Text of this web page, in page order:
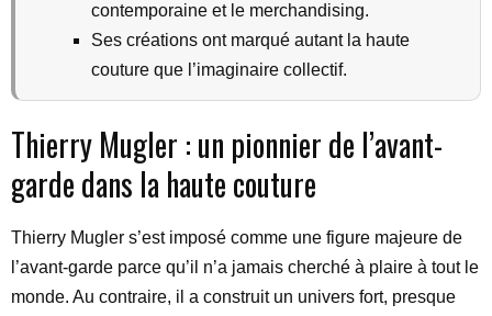
contemporaine et le merchandising.
Ses créations ont marqué autant la haute
couture que l’imaginaire collectif.
Thierry Mugler : un pionnier de l’avant-
garde dans la haute couture
Thierry Mugler s’est imposé comme une figure majeure de
l’avant-garde parce qu’il n’a jamais cherché à plaire à tout le
monde. Au contraire, il a construit un univers fort, presque